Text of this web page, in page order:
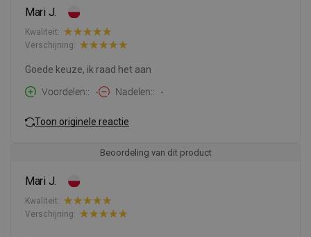
Mari J.
Kwaliteit:
Verschijning:
Goede keuze, ik raad het aan
Voordelen:
- Nadelen: -
Toon originele reactie
Beoordeling van dit product
Mari J.
Kwaliteit:
Verschijning: